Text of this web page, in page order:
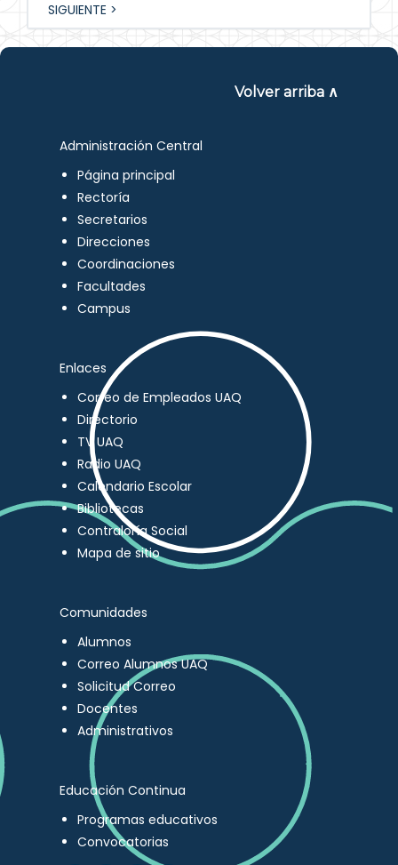
SIGUIENTE >
Volver arriba ∧
Administración Central
Página principal
Rectoría
Secretarios
Direcciones
Coordinaciones
Facultades
Campus
Enlaces
Correo de Empleados UAQ
Directorio
TV UAQ
Radio UAQ
Calendario Escolar
Bibliotecas
Contraloría Social
Mapa de sitio
Comunidades
Alumnos
Correo Alumnos UAQ
Solicitud Correo
Docentes
Administrativos
Educación Continua
Programas educativos
Convocatorias